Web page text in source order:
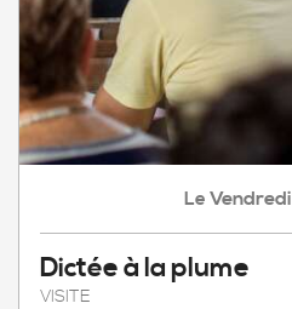
Le Vendredi
Dictée à la plume
VISITE